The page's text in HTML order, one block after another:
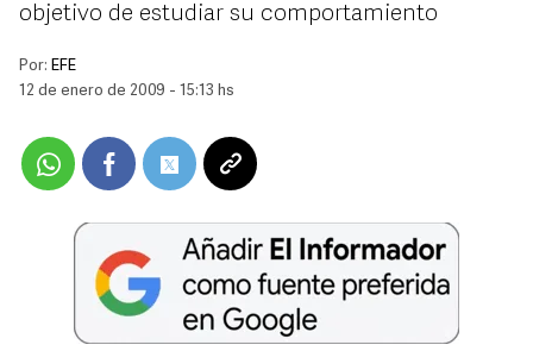
objetivo de estudiar su comportamiento
Por: EFE
12 de enero de 2009 - 15:13 hs